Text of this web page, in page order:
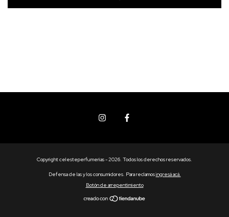
Copyright celesteperfumerias - 2026. Todos los derechos reservados.
Defensa de las y los consumidores. Para reclamosingresá acá.
Botón de arrepentimiento